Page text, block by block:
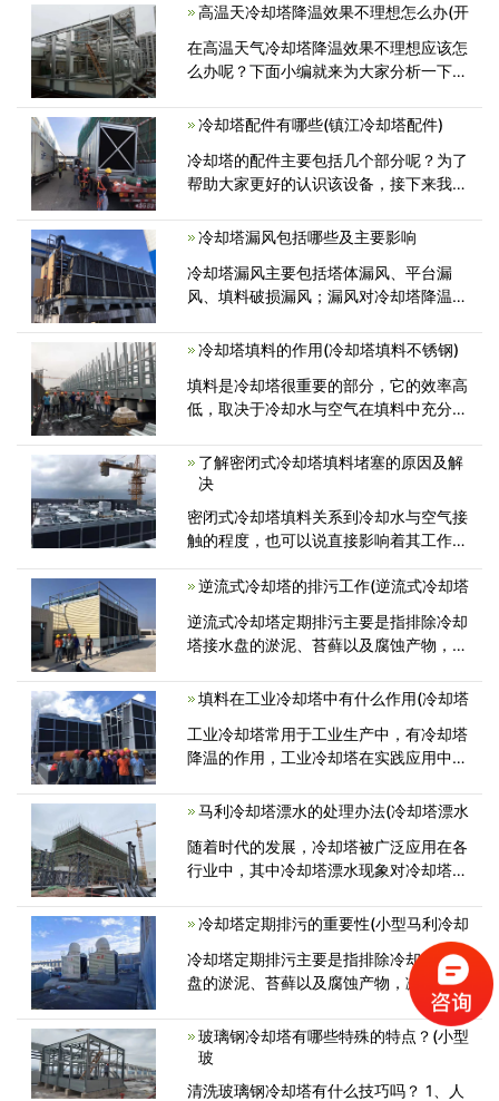
马利冷却塔填料、BAC冷却塔填料、荏原
冷却塔填料、斯频德冷却塔填料<
高温天冷却塔降温效果不理想怎么办(开
在高温天气冷却塔降温效果不理想应该怎
么办呢？下面小编就来为大家分析一下高
冷却塔配件有哪些(镇江冷却塔配件)
冷却塔的配件主要包括几个部分呢？为了
帮助大家更好的认识该设备，接下来我们
冷却塔漏风包括哪些及主要影响
冷却塔漏风主要包括塔体漏风、平台漏
风、填料破损漏风；漏风对冷却塔降温效
冷却塔填料的作用(冷却塔填料不锈钢)
填料是冷却塔很重要的部分，它的效率高
低，取决于冷却水与空气在填料中充分接
68℃，耐
了解密闭式冷却塔填料堵塞的原因及解
决
密闭式冷却塔填料关系到冷却水与空气接
触的程度，也可以说直接影响着其工作效
逆流式冷却塔的排污工作(逆流式冷却塔
逆流式冷却塔定期排污主要是指排除冷却
塔接水盘的淤泥、苔藓以及腐蚀产物，减
填料在工业冷却塔中有什么作用(冷却塔
工业冷却塔常用于工业生产中，有冷却塔
降温的作用，工业冷却塔在实践应用中大
马利冷却塔漂水的处理办法(冷却塔漂水
随着时代的发展，冷却塔被广泛应用在各
行业中，其中冷却塔漂水现象对冷却塔运
冷却塔定期排污的重要性(小型马利冷却
冷却塔定期排污主要是指排除冷却塔接水
盘的淤泥、苔藓以及腐蚀产物，减轻接水
盘的自身重量，防止堵塞回水管道，降
玻璃钢冷却塔有哪些特殊的特点？(小型
玻
清洗玻璃钢冷却塔有什么技巧吗？ 1、人